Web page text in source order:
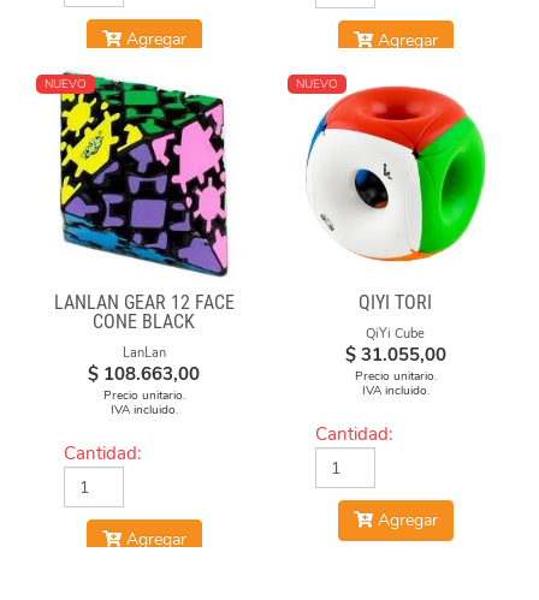
Agregar Agregar
NUEVO
LANLAN GEAR 12 FACE
CONE BLACK
LanLan
$ 108.663,00
Precio unitario.
IVA incluido.
Cantidad:
Agregar
NUEVO
QIYI TORI
QiYi Cube
$ 31.055,00
Precio unitario.
IVA incluido.
Cantidad:
Agregar